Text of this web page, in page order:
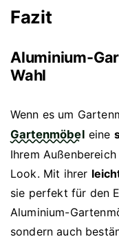
Fazit
Aluminium-
Wahl
Wenn es um
Gartenmöbel eine
Ihrem
Look. Mit ihrer
sie perfekt für den
Aluminium-
sondern auch